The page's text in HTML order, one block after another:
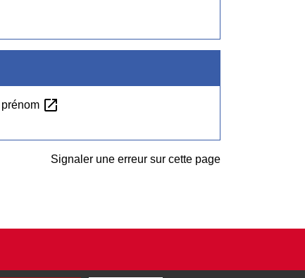
open_in_new
Signaler une erreur sur cette page